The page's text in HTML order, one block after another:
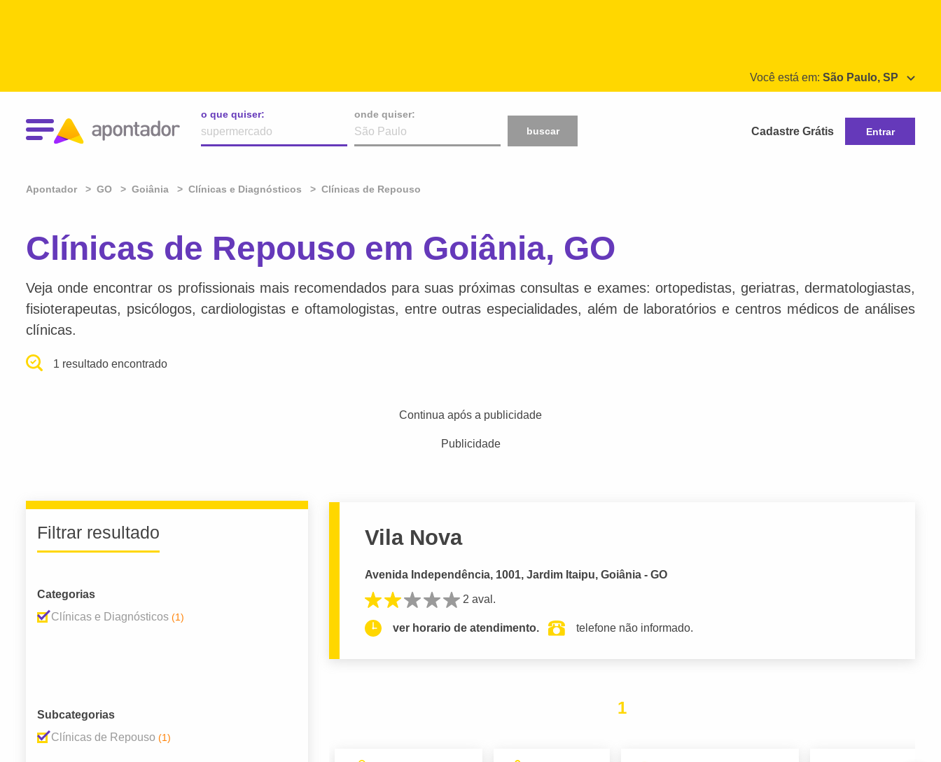
Você está em: São Paulo, SP
o que quiser:
onde quiser:
buscar
Cadastre Grátis Entrar
Apontador GO Goiânia Clínicas e Diagnósticos Clínicas de Repouso
Clínicas de Repouso em Goiânia, GO
Veja onde encontrar os profissionais mais recomendados para suas próximas consultas e exames: ortopedistas, geriatras, dermatologiastas,
fisioterapeutas, psicólogos, cardiologistas e oftamologistas, entre outras especialidades, além de laboratórios e centros médicos de análises
clínicas.
1 resultado encontrado
Continua após a publicidade
Publicidade
Filtrar resultado
Categorias
Clínicas e Diagnósticos (1)
Subcategorias
Clínicas de Repouso (1)
Vila Nova
Avenida Independência, 1001, Jardim Itaipu, Goiânia - GO
2 aval.
ver horario de atendimento. telefone não informado.
1